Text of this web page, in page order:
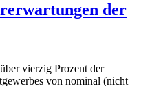
der
vierzig Prozent der
von nominal (nicht